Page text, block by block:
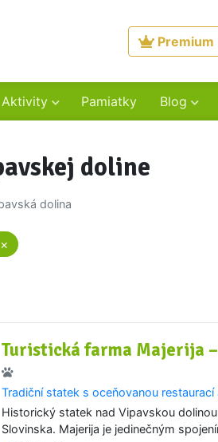
Premium
Aktivity Pamiatky Blog
doline
dolina
×
Turistická farma Majerija
Tradiční statek s oceňovanou
Historický statek nad Vipavskou
Slovinska. Majerija je jedinečným